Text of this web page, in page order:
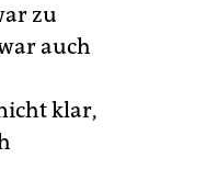
zu
auch
klar,